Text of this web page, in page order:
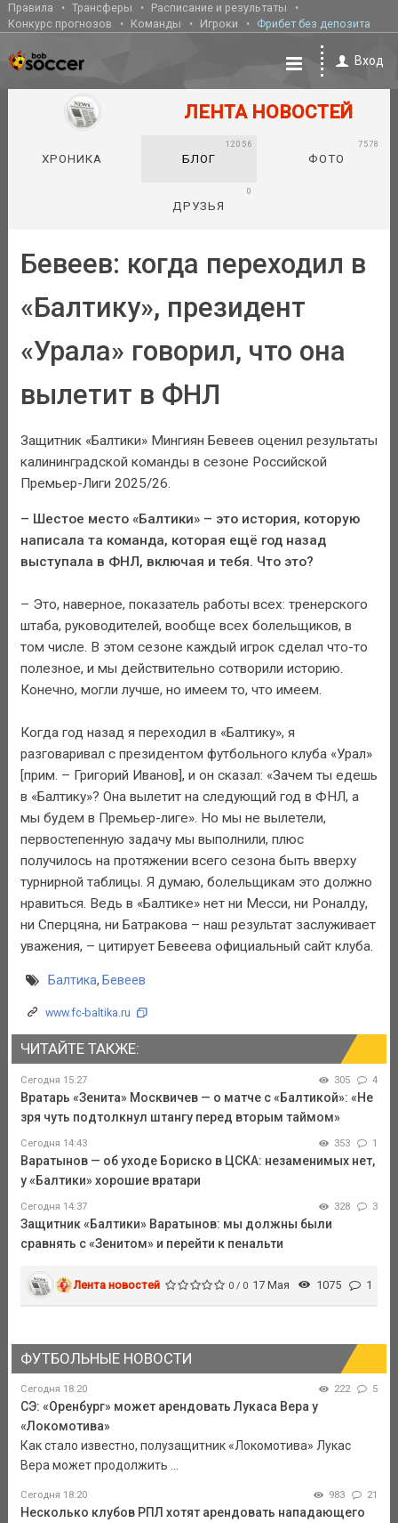
Правила Трансферы
Расписание и результаты
Конкурс прогнозов
Команды Игроки Фрибет без депозита
Вход
ЛЕНТА НОВОСТЕЙ
ХРОНИКА БЛОГ
12056
ФОТО
7578
ДРУЗЬЯ
0
Бевеев: когда переходил в
«Балтику», президент
«Урала» говорил, что она
вылетит в ФНЛ
Защитник «Балтики» Мингиян Бевеев оценил результаты
калининградской команды в сезоне Российской
Премьер-Лиги 2025/26.
– Шестое место «Балтики» – это история, которую
написала та команда, которая ещё год назад
выступала в ФНЛ, включая и тебя. Что это?
– Это, наверное, показатель работы всех: тренерского
штаба, руководителей, вообще всех болельщиков, в
том числе. В этом сезоне каждый игрок сделал что-то
полезное, и мы действительно сотворили историю.
Конечно, могли лучше, но имеем то, что имеем.
Когда год назад я переходил в «Балтику», я
разговаривал с президентом футбольного клуба «Урал»
[прим. – Григорий Иванов], и он сказал: «Зачем ты едешь
в «Балтику»? Она вылетит на следующий год в ФНЛ, а
мы будем в Премьер-лиге». Но мы не вылетели,
первостепенную задачу мы выполнили, плюс
получилось на протяжении всего сезона быть вверху
турнирной таблицы. Я думаю, болельщикам это должно
нравиться. Ведь в «Балтике» нет ни Месси, ни Роналду,
ни Сперцяна, ни Батракова – наш результат заслуживает
уважения, – цитирует Бевеева официальный сайт клуба.
Балтика, Бевеев
www.fc-baltika.ru
ЧИТАЙТЕ ТАКЖЕ:
Сегодня 15:27 305 4
Вратарь «Зенита» Москвичев — о матче с «Балтикой»: «Не
зря чуть подтолкнул штангу перед вторым таймом»
Сегодня 14:43 353 1
Варатынов — об уходе Бориско в ЦСКА: незаменимых нет,
у «Балтики» хорошие вратари
Сегодня 14:37 328 3
Защитник «Балтики» Варатынов: мы должны были
сравнять с «Зенитом» и перейти к пенальти
Лента новостей 0 / 0 17 Мая 1075 1
ФУТБОЛЬНЫЕ НОВОСТИ
Сегодня 18:20 222 5
СЭ: «Оренбург» может арендовать Лукаса Вера у
«Локомотива»
Как стало известно, полузащитник «Локомотива» Лукас
Вера может продолжить ...
Сегодня 18:20 983 21
Несколько клубов РПЛ хотят арендовать нападающего